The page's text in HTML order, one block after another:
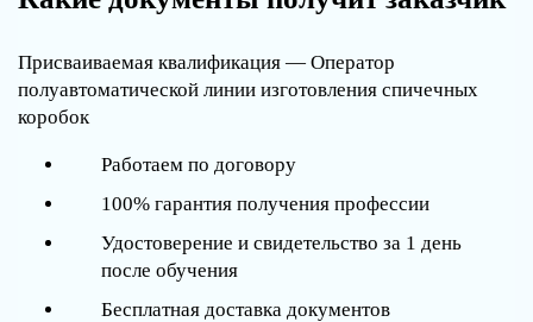
Присваиваемая квалификация — Оператор
полуавтоматической линии изготовления спичечных
коробок
Работаем по договору
100% гарантия получения профессии
Удостоверение и свидетельство за 1 день
после обучения
Бесплатная доставка документов